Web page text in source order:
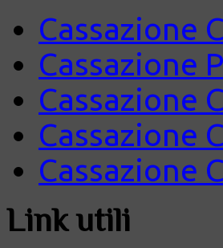
Cassazione
Cassazione
Cassazione
Cassazione
Cassazione
Link utili